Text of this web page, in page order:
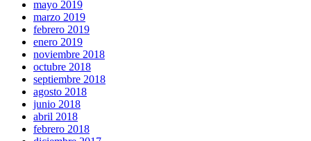
mayo 2019
marzo 2019
febrero 2019
enero 2019
noviembre 2018
octubre 2018
septiembre 2018
agosto 2018
junio 2018
abril 2018
febrero 2018